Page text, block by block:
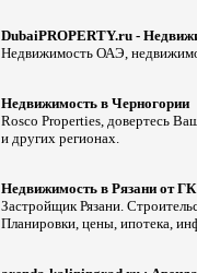
DubaiPROPERTY.ru -
Недвижимость ОАЭ,
Недвижимость в Черногории
Rosco Properties, довертесь
и других регионах.
Недвижимость в Рязани от
Застройщик Рязани.
Планировки, цены, ипотека,